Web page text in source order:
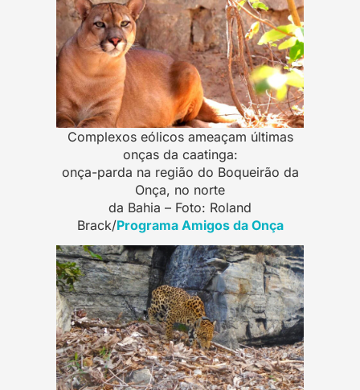
Complexos eólicos ameaçam últimas
onças da caatinga:
onça-parda na região do Boqueirão da
Onça, no norte
da Bahia – Foto: Roland
Brack/Programa Amigos da Onça